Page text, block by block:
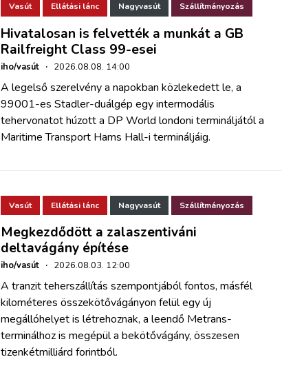
Vasút Ellátási lánc Nagyvasút Szállítmányozás
Hivatalosan is felvették a munkát a GB
Railfreight Class 99-esei
iho/vasút · 2026.08.08. 14:00
A legelső szerelvény a napokban közlekedett le, a
99001-es Stadler-duálgép egy intermodális
tehervonatot húzott a DP World londoni termináljától a
Maritime Transport Hams Hall-i termináljáig.
Vasút Ellátási lánc Nagyvasút Szállítmányozás
Megkezdődött a zalaszentiváni
deltavágány építése
iho/vasút · 2026.08.03. 12:00
A tranzit teherszállítás szempontjából fontos, másfél
kilométeres összekötővágányon felül egy új
megállóhelyet is létrehoznak, a leendő Metrans-
terminálhoz is megépül a bekötővágány, összesen
tizenkétmilliárd forintból.